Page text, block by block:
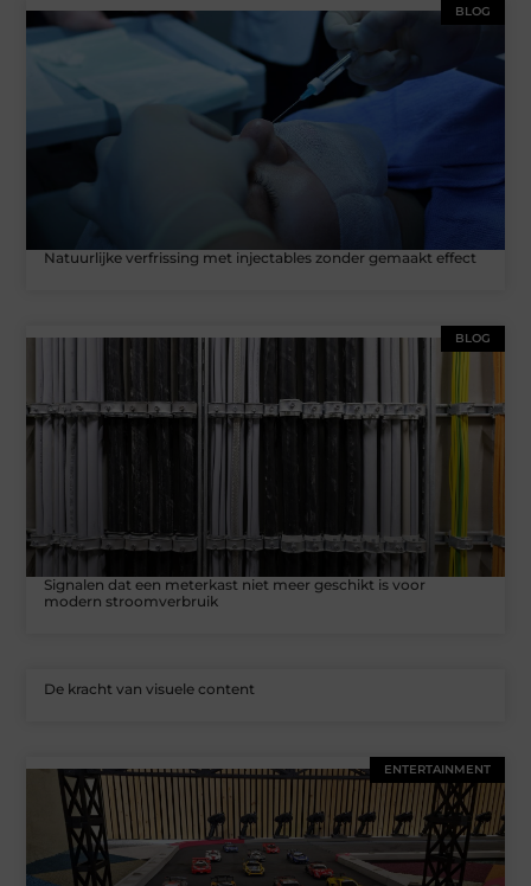
BLOG
Natuurlijke verfrissing met injectables zonder gemaakt effect
BLOG
Signalen dat een meterkast niet meer geschikt is voor
modern stroomverbruik
De kracht van visuele content
ENTERTAINMENT